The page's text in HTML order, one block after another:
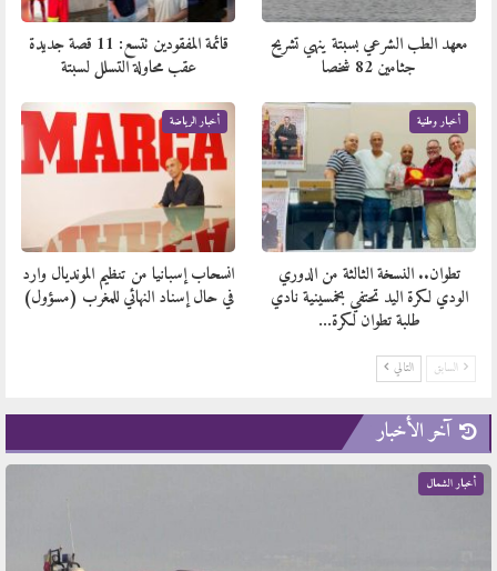
معهد الطب الشرعي بسبتة ينهي تشريح
جثامين 82 شخصا
قائمة المفقودين تتسع: 11 قصة جديدة
عقب محاولة التسلل لسبتة
أخبار وطنية
تطوان.. النسخة الثالثة من الدوري
الودي لكرة اليد تحتفي بخمسينية نادي
طلبة تطوان لكرة…
أخبار الرياضة
انسحاب إسبانيا من تنظيم المونديال وارد
في حال إسناد النهائي للمغرب (مسؤول)
السابق التالي
آخر الأخبار
أخبار الشمال